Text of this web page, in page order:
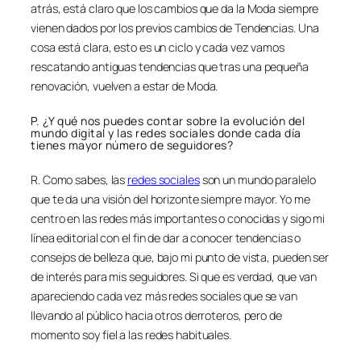
atrás, está claro que los cambios que da la Moda siempre
vienen dados por los previos cambios de Tendencias. Una
cosa está clara, esto es un ciclo y cada vez vamos
rescatando antiguas tendencias que tras una pequeña
renovación, vuelven a estar de Moda.
P. ¿Y qué nos puedes contar sobre la evolución del
mundo digital y las redes sociales donde cada día
tienes mayor número de seguidores?
R. Como sabes, las redes socialesson un mundo paralelo
que te da una visión del horizonte siempre mayor. Yo me
centro en las redes más importantes o conocidas y sigo mi
línea editorial con el fin de dar a conocer tendencias o
consejos de belleza que, bajo mi punto de vista, pueden ser
de interés para mis seguidores. Si que es verdad, que van
apareciendo cada vez más redes sociales que se van
llevando al público hacia otros derroteros, pero de
momento soy fiel a las redes habituales.